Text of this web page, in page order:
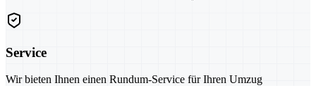
Service
Wir bieten Ihnen einen Rundum-Service für Ihren Umzug